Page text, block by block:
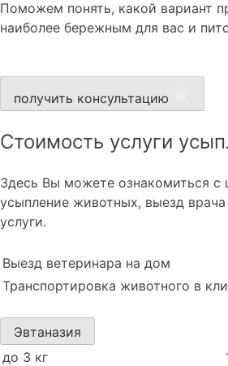
Поможем понять, какой вариант
наиболее бережным для вас и
получить консультацию
Стоимость услуги
Здесь Вы можете ознакомиться с
усыпление животных, выезд
услуги.
Выезд ветеринара на дом
Транспортировка животного в
Эвтаназия
до 3 кг